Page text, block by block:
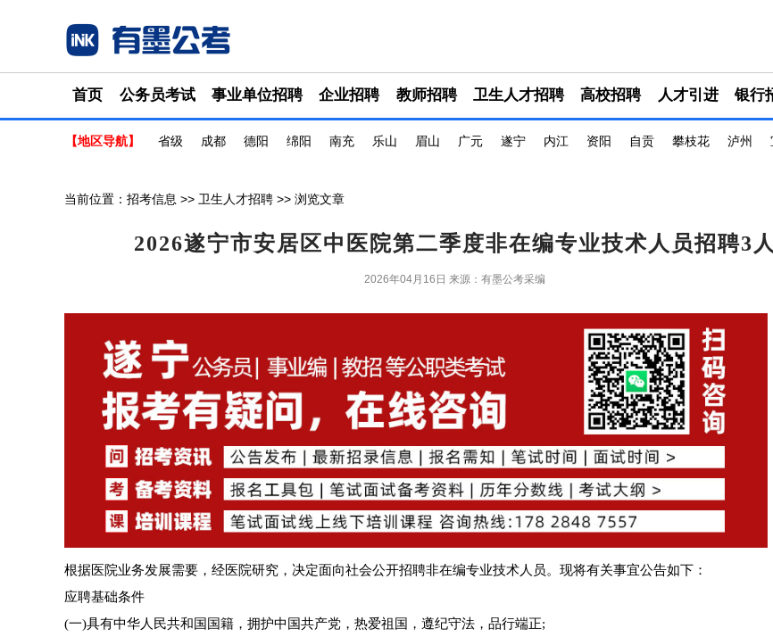
首页 公务员考试 事业单位招聘 企业招聘 教师招聘 卫生人才招聘 高校招聘 人才引进 银行
【地区导航】 省级 成都 德阳 绵阳 南充 乐山 眉山 广元 遂宁 内江 资阳 自贡 攀枝花 泸州
当前位置： 招考信息 >> 卫生人才招聘 >> 浏览文章
2026遂宁市安居区中医院第二季度非在编专业技术人员招聘3人
2026年04月16日 来源：有墨公考采编
根据医院业务发展需要，经医院研究，决定面向社会公开招聘非在编专业技术人员。现将有关事宜公告如下：
应聘基础条件
(一)具有中华人民共和国国籍，拥护中国共产党，热爱祖国，遵纪守法，品行端正;